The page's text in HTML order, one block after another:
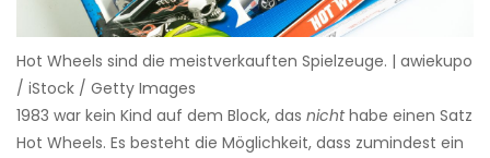
Hot Wheels sind die meistverkauften Spielzeuge. | awiekupo
/ iStock / Getty Images
1983 war kein Kind auf dem Block, das nichthabe einen Satz
Hot Wheels. Es besteht die Möglichkeit, dass zumindest ein